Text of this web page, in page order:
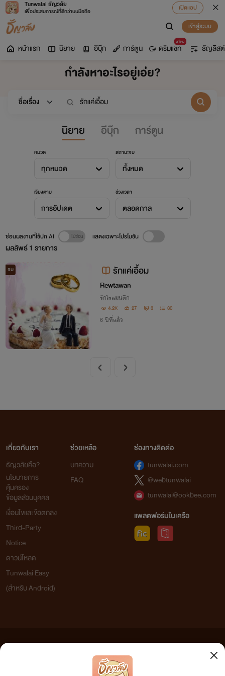
Tunwalai ธัญวลัย
เพื่อประสบการณ์ที่ดีกว่าบนมือถือ
เปิดแอป
เข้าสู่ระบบ
หน้าแรก นิยาย อีบุ๊ก การ์ตูน
มาใหม่
ดรีมแชท ธัญลิสต์
กำลังหาอะไรอยู่เอ่ย?
นิยาย อีบุ๊ก การ์ตูน
หมวด
ทุกหมวด
สถานะจบ
ทั้งหมด
เรียงตาม
การอัปเดต
ช่วงเวลา
ตลอดกาล
ผลลัพธ์1 รายการ
ซ่อนผลงานที่ใช้ปก AI แสดงเฉพาะโปรโมชัน
จบ รักแค่เอื้อม
Rewtawan
รักโรแมนติก
4.2K 27 3 30
6 ปีที่แล้ว
เกี่ยวกับเรา
ธัญวลัยคือ?
นโยบายการ
คุ้มครอง
ข้อมูลส่วนบุคคล
เงื่อนไขและข้อตกลง
Third-Party
Notice
ดาวน์โหลด
Tunwalai Easy
(สำหรับ Android)
ช่วยเหลือ
บทความ
FAQ
ช่องทางติดต่อ
tunwalai.com
@webtunwalai
tunwalai@ookbee.com
แพลตฟอร์มในเครือ
เว็บไซต์แห่งนี้ไม่ได้เห็นด้วยและไม่ขอรับผิดชอบต่อข้อความใดๆ ทั้งสิ้น ดังนั้นผู้อ่านทุกท่านโปรดใช้
วิจารณญาณในการกลั่นกรองด้วยตนเอง และหากท่านพบข้อความใดๆ ที่ขัดต่อกฎหมายและศีลธรรม